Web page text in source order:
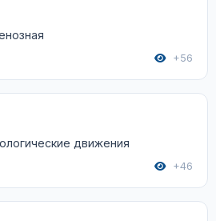
+56
движения
+46